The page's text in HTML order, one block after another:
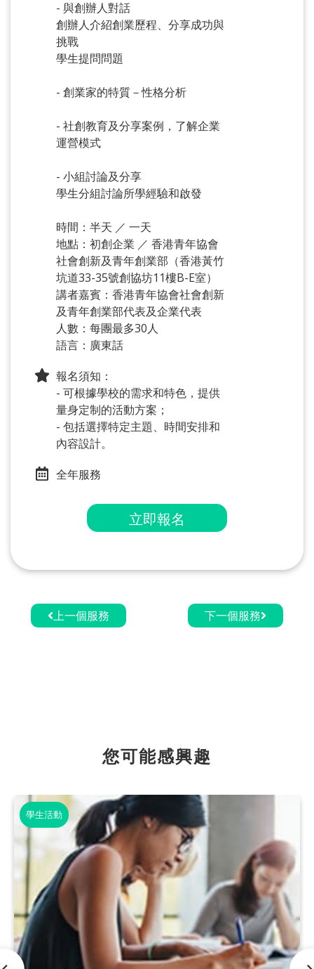
- 與創辦人對話
創辦人介紹創業歷程、分享成功與
挑戰
學生提問問題
- 創業家的特質－性格分析
- 社創教育及分享案例，了解企業
運營模式
- 小組討論及分享
學生分組討論所學經驗和啟發
時間：半天 ／ 一天
地點：初創企業 ／ 香港青年協會
社會創新及青年創業部（香港黃竹
坑道33-35號創協坊11樓B-E室）
講者嘉賓：香港青年協會社會創新
及青年創業部代表及企業代表
人數：每團最多30人
語言：廣東話
報名須知：
- 可根據學校的需求和特色，提供
量身定制的活動方案；
- 包括選擇特定主題、時間安排和
內容設計。
全年服務
立即報名
上一個服務 下一個服務
您可能感興趣
學生活動